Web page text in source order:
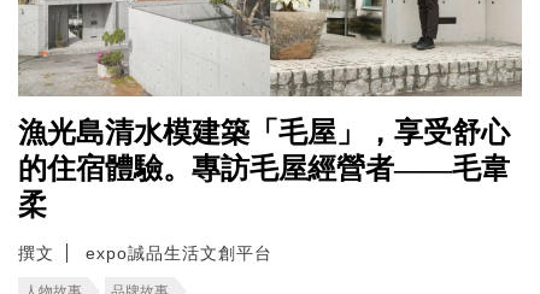
漁光島清水模建築「毛屋」，享受舒心
的住宿體驗。專訪毛屋經營者——毛韋
柔
撰文 expo誠品生活文創平台